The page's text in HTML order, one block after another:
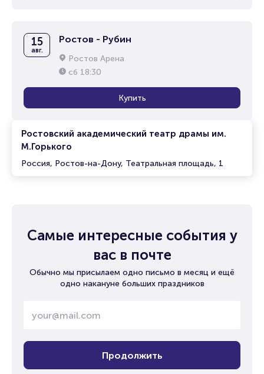
Ростовский академический театр драмы им.
М.Горького
Россия, Ростов-на-Дону, Театральная площадь, 1
15
авг.
Ростов - Рубин
Ростов Арена
сб 18:30
Купить
Самые интересные события у
вас в почте
Обычно мы присылаем одно письмо в месяц и ещё
одно накануне больших праздников
Продолжить